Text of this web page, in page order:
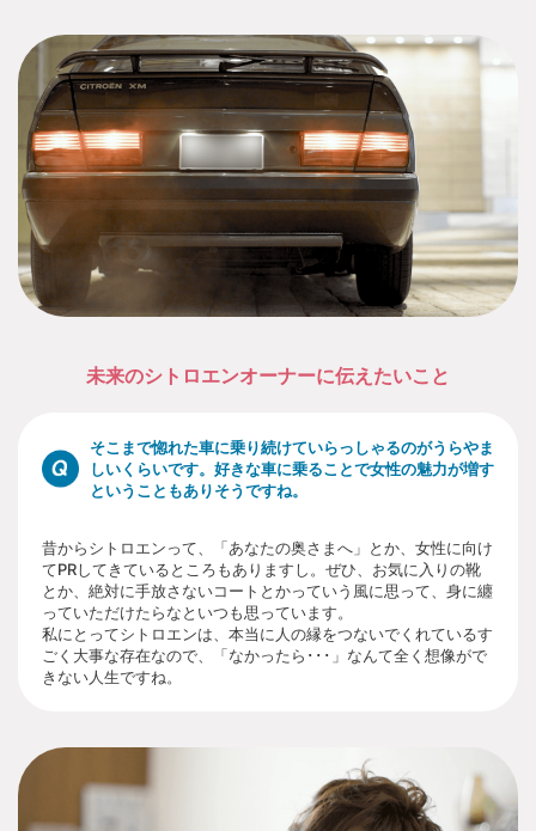
未来のシトロエンオーナーに伝えたいこと
そこまで惚れた車に乗り続けていらっしゃるのがうらやま
しいくらいです。好きな車に乗ることで女性の魅力が増す
ということもありそうですね。
昔からシトロエンって、「あなたの奥さまへ」とか、女性に向け
てPRしてきているところもありますし。ぜひ、お気に入りの靴
とか、絶対に手放さないコートとかっていう風に思って、身に纏
っていただけたらなといつも思っています。
私にとってシトロエンは、本当に人の縁をつないでくれているす
ごく大事な存在なので、「なかったら･･･」なんて全く想像がで
きない人生ですね。